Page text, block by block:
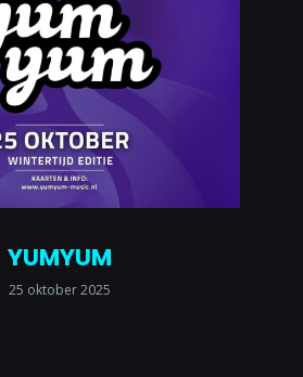
YUMYUM
25 oktober 2025